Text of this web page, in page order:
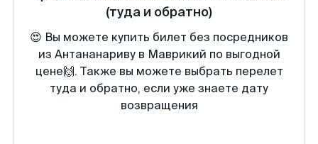
(туда и обратно)
😍 Вы можете купить билет без посредников
из Антананариву в Маврикий по выгодной
цене🙌. Также вы можете выбрать перелет
туда и обратно, если уже знаете дату
возвращения